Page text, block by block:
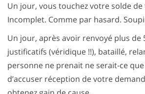
Un jour, vous touchez votre solde
Incomplet. Comme par hasard.
Un jour, après avoir renvoyé plus de
justificatifs (véridique !!), bataillé,
personne ne prenait ne serait-ce
d’accuser réception de votre